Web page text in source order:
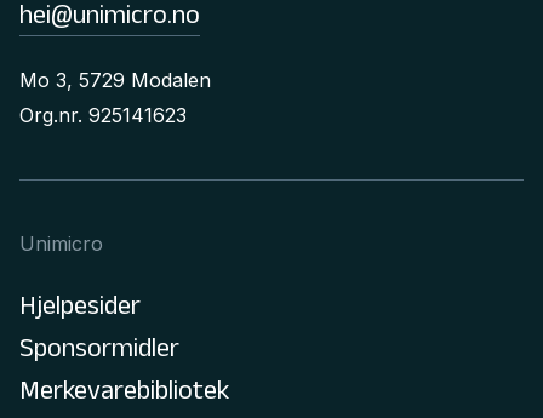
hei@unimicro.no
Mo 3, 5729 Modalen
Org.nr. 925141623
Unimicro
Hjelpesider
Sponsormidler
Merkevarebibliotek